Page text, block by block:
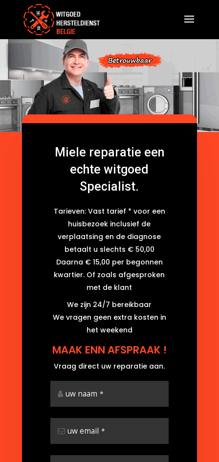
Miele reparatie een
echte witgoed
Specialist.
Tarieven: Vast tarief * voor een
huisbezoek inclusief de
verplaatsing en de diagnose
betaalt u slechts € 50,00
Daarna € 15,00 per begonnen
kwartier. Of zoals afgesproken
met de klant
We zijn 24/7 bereikbaar
We vragen geen extra kosten in
het weekend
MAAK ENN AFSPRAAK !
Vraag direct uw reparatie aan.
uw naam *
uw email *